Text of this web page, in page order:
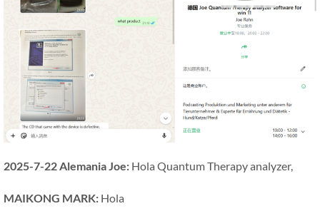
2025-7-22 Alemania Joe: Hola Quantum Therapy analyzer,
MAIKONG MARK: Hola